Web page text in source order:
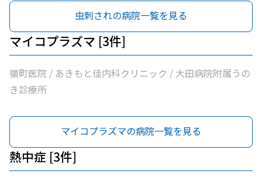
虫刺されの病院一覧を見る
マイコプラズマ [3件]
嶺町医院 / あきもと佳内科クリニック / 大田病院附属うの
き診療所
マイコプラズマの病院一覧を見る
熱中症 [3件]